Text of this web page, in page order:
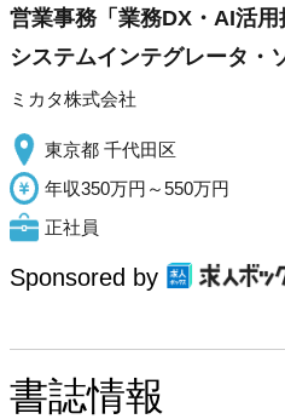
営業事務「業務DX・AI活
システムインテグレータ・
ミカタ株式会社
東京都 千代田区
年収350万円～550万円
正社員
Sponsored by
書誌情報